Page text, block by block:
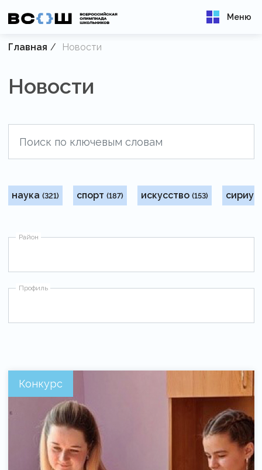
Меню
Главная Новости
Новости
наука (321) спорт (187) искусство (153) сириус
Район
Профиль
Конкурс